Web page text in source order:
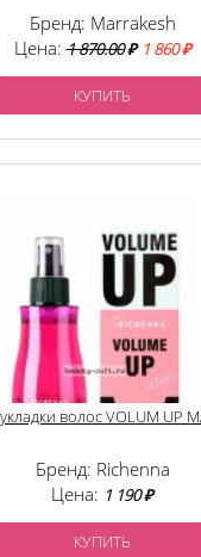
Бренд: Marrakesh
Цена:1 870.00₽ 1 860 ₽
КУПИТЬ
волос VOLUM UP
Бренд: Richenna
Цена: 1 190 ₽
КУПИТЬ